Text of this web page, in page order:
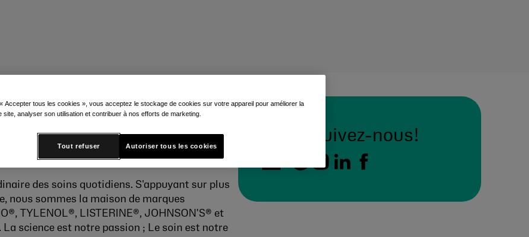
des soins quotidiens. S'appuyant sur plus
nous sommes la maison de marques
TYLENOL®, LISTERINE®, JOHNSON'S® et
science est notre passion ; Le soin est notre
Suivez-nous!
Accepter tous les cookies », vous acceptez le stockage de cookies sur votre appareil pour améliorer la
site, analyser son utilisation et contribuer à nos efforts de marketing.
Tout refuser Autoriser tous les cookies